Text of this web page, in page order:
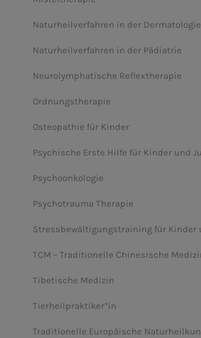
Naturheilverfahren in der Dermatologie
Naturheilverfahren in der Pädiatrie
Neurolymphatische Reflextherapie
Ordnungstherapie
Osteopathie für Kinder
Psychische Erste Hilfe für Kinder und
Psychoonkologie
Psychotrauma Therapie
Stressbewältigungstraining für Kinder
TCM – Traditionelle Chinesische
Tibetische Medizin
Tierheilpraktiker*in
Traditionelle Europäische